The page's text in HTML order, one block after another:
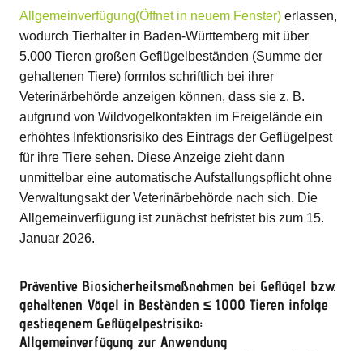
Allgemeinverfügung(Öffnet in neuem Fenster)erlassen,
wodurch Tierhalter in Baden-Württemberg mit über
5.000 Tieren großen Geflügelbeständen (Summe der
gehaltenen Tiere) formlos schriftlich bei ihrer
Veterinärbehörde anzeigen können, dass sie z. B.
aufgrund von Wildvogelkontakten im Freigelände ein
erhöhtes Infektionsrisiko des Eintrags der Geflügelpest
für ihre Tiere sehen. Diese Anzeige zieht dann
unmittelbar eine automatische Aufstallungspflicht ohne
Verwaltungsakt der Veterinärbehörde nach sich. Die
Allgemeinverfügung ist zunächst befristet bis zum 15.
Januar 2026.
Präventive Biosicherheitsmaßnahmen bei Geflügel bzw.
gehaltenen Vögel in Beständen ≤ 1.000 Tieren infolge
gestiegenem Geflügelpestrisiko:
Allgemeinverfügung zur Anwendung